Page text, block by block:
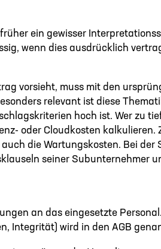
ein gewisser
wenn dies ausdrücklich
vorsieht, muss mit den
relevant ist diese
hoch ist. Wer zu
oder Cloudkosten kalkulieren.
die Wartungskosten. Bei der
seiner Subunternehmer
an das eingesetzte
Integrität) wird in den AGB